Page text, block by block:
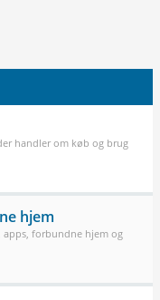
handler om køb og brug
hjem
apps, forbundne hjem og